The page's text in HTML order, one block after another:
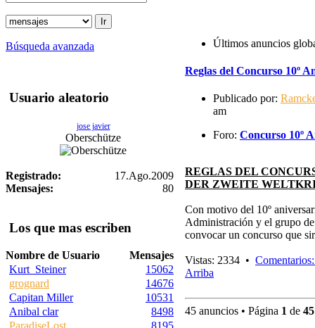
Búsqueda avanzada
Usuario aleatorio
jose javier
Oberschütze
Registrado:
17.Ago.2009
Mensajes:
80
Los que mas escriben
Nombre de Usuario
Mensajes
Kurt_Steiner
15062
grognard
14676
Capitan Miller
10531
Anibal clar
8498
ParadiseLost
8195
Últimos anuncios
Reglas del Concurso 10º
Publicado por:
am
Foro: Concurso 10º
REGLAS DEL
DER ZWEITE
Con motivo del 10º
Administración y el grupo
convocar un concurso que
Vistas: 2334 •
Arriba
45 anuncios • Página 1 de 45